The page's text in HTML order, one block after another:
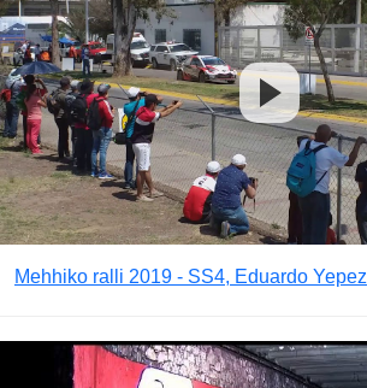
Mehhiko ralli 2019 - SS4, Eduardo Yepez